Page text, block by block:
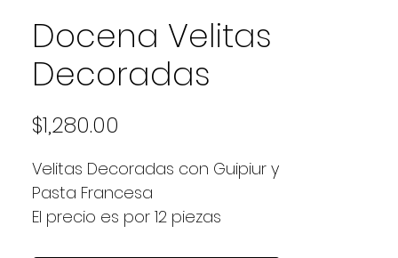
Docena Velitas
Decoradas
$1,280.00
Velitas Decoradas con Guipiur y
Pasta Francesa
El precio es por 12 piezas